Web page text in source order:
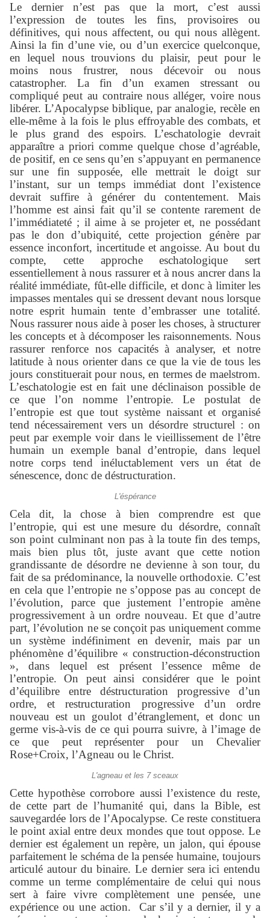
Le dernier n’est pas que la mort, c’est aussi
l’expression de toutes les fins, provisoires ou
définitives, qui nous affectent, ou qui nous allègent.
Ainsi la fin d’une vie, ou d’un exercice quelconque,
en lequel nous trouvions du plaisir, peut pour le
moins nous frustrer, nous décevoir ou nous
catastropher. La fin d’un examen stressant ou
compliqué peut au contraire nous alléger, voire nous
libérer. L’Apocalypse biblique, par analogie, recèle en
elle-même à la fois le plus effroyable des combats, et
le plus grand des espoirs. L’eschatologie devrait
apparaître a priori comme quelque chose d’agréable,
de positif, en ce sens qu’en s’appuyant en permanence
sur une fin supposée, elle mettrait le doigt sur
l’instant, sur un temps immédiat dont l’existence
devrait suffire à générer du contentement. Mais
l’homme est ainsi fait qu’il se contente rarement de
l’immédiateté ; il aime à se projeter et, ne possédant
pas le don d’ubiquité, cette projection génère par
essence inconfort, incertitude et angoisse. Au bout du
compte, cette approche eschatologique sert
essentiellement à nous rassurer et à nous ancrer dans la
réalité immédiate, fût-elle difficile, et donc à limiter les
impasses mentales qui se dressent devant nous lorsque
notre esprit humain tente d’embrasser une totalité.
Nous rassurer nous aide à poser les choses, à structurer
les concepts et à décomposer les raisonnements. Nous
rassurer renforce nos capacités à analyser, et notre
latitude à nous orienter dans ce que la vie de tous les
jours constituerait pour nous, en termes de maelstrom.
L’eschatologie est en fait une déclinaison possible de
ce que l’on nomme l’entropie. Le postulat de
l’entropie est que tout système naissant et organisé
tend nécessairement vers un désordre structurel : on
peut par exemple voir dans le vieillissement de l’être
humain un exemple banal d’entropie, dans lequel
notre corps tend inéluctablement vers un état de
sénescence, donc de déstructuration.
L'éspérance
Cela dit, la chose à bien comprendre est que
l’entropie, qui est une mesure du désordre, connaît
son point culminant non pas à la toute fin des temps,
mais bien plus tôt, juste avant que cette notion
grandissante de désordre ne devienne à son tour, du
fait de sa prédominance, la nouvelle orthodoxie. C’est
en cela que l’entropie ne s’oppose pas au concept de
l’évolution, parce que justement l’entropie amène
progressivement à un ordre nouveau. Et que d’autre
part, l’évolution ne se conçoit pas uniquement comme
un système indéfiniment en devenir, mais par un
phénomène d’équilibre « construction-déconstruction
», dans lequel est présent l’essence même de
l’entropie. On peut ainsi considérer que le point
d’équilibre entre déstructuration progressive d’un
ordre, et restructuration progressive d’un ordre
nouveau est un goulot d’étranglement, et donc un
germe vis-à-vis de ce qui pourra suivre, à l’image de
ce que peut représenter pour un Chevalier
Rose+Croix, l’Agneau ou le Christ.
L'agneau et les 7 sceaux
Cette hypothèse corrobore aussi l’existence du reste,
de cette part de l’humanité qui, dans la Bible, est
sauvegardée lors de l’Apocalypse. Ce reste constituera
le point axial entre deux mondes que tout oppose. Le
dernier est également un repère, un jalon, qui épouse
parfaitement le schéma de la pensée humaine, toujours
articulé autour du binaire. Le dernier sera ici entendu
comme un terme complémentaire de celui qui nous
sert à faire vivre complètement une pensée, une
expérience ou une action. Car s’il y a dernier, il y a